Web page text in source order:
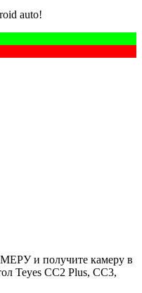
auto!
и получите камеру в
Teyes CC2 Plus, CC3,